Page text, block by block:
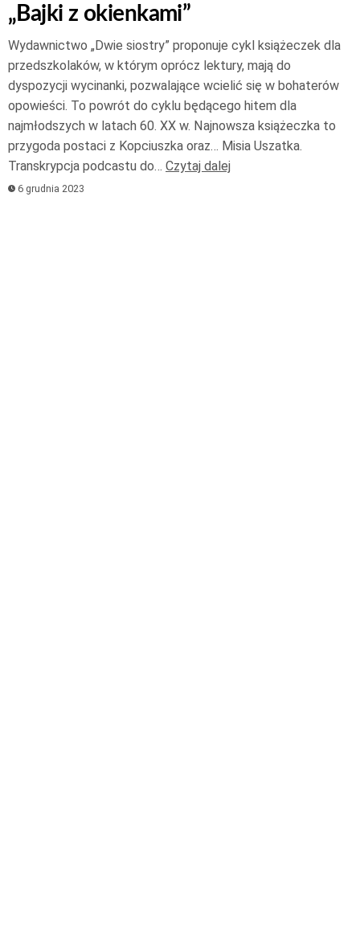
„Bajki z okienkami”
Wydawnictwo „Dwie siostry” proponuje cykl książeczek dla
przedszkolaków, w którym oprócz lektury, mają do
dyspozycji wycinanki, pozwalające wcielić się w bohaterów
opowieści. To powrót do cyklu będącego hitem dla
najmłodszych w latach 60. XX w. Najnowsza książeczka to
przygoda postaci z Kopciuszka oraz… Misia Uszatka.
Transkrypcja podcastu do… Czytaj dalej
6 grudnia 2023